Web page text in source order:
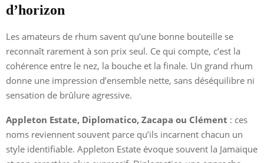
d’horizon
Les amateurs de rhum savent qu’une bonne bouteille se
reconnaît rarement à son prix seul. Ce qui compte, c’est la
cohérence entre le nez, la bouche et la finale. Un grand rhum
donne une impression d’ensemble nette, sans déséquilibre ni
sensation de brûlure agressive.
Appleton Estate, Diplomatico, Zacapa ou Clément : ces
noms reviennent souvent parce qu’ils incarnent chacun un
style identifiable. Appleton Estate évoque souvent la Jamaïque